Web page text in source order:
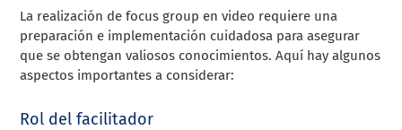
La realización de focus group en video requiere una
preparación e implementación cuidadosa para asegurar
que se obtengan valiosos conocimientos. Aquí hay algunos
aspectos importantes a considerar:
Rol del facilitador